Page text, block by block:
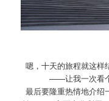
嗯，十天的旅程就这样
——让我一次看
最后要隆重热情地介绍